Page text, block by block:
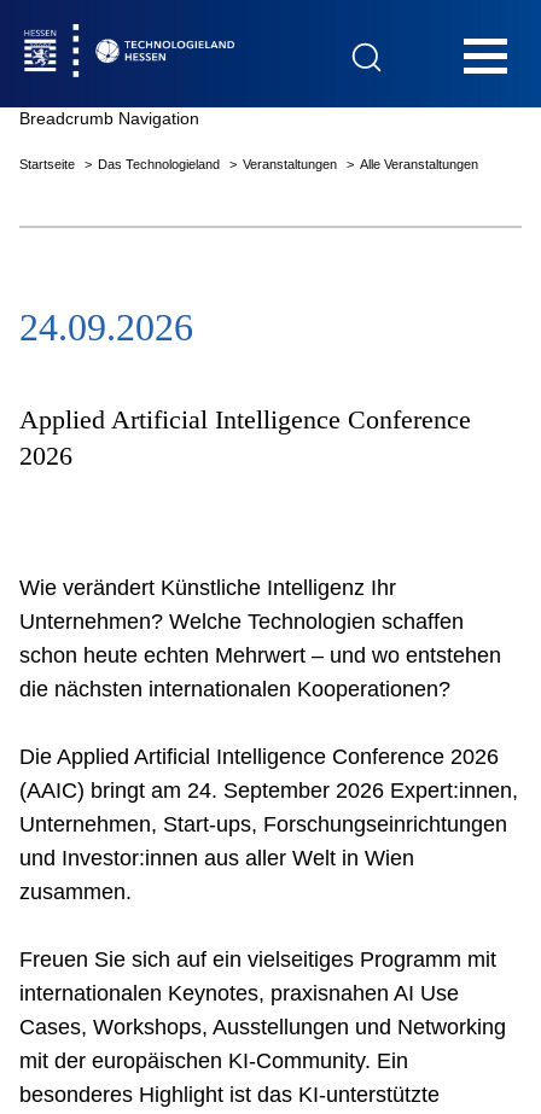
Das Technologieland
Innovationsfelder
Breadcrumb Navigation
Startseite Das Technologieland Veranstaltungen Alle Veranstaltungen
24.09.2026
Applied Artificial Intelligence Conference
2026
Wie verändert Künstliche Intelligenz Ihr
Unternehmen? Welche Technologien schaffen
schon heute echten Mehrwert – und wo entstehen
die nächsten internationalen Kooperationen?
Die Applied Artificial Intelligence Conference 2026
(AAIC) bringt am 24. September 2026 Expert:innen,
Unternehmen, Start-ups, Forschungseinrichtungen
und Investor:innen aus aller Welt in Wien
zusammen.
Freuen Sie sich auf ein vielseitiges Programm mit
internationalen Keynotes, praxisnahen AI Use
Cases, Workshops, Ausstellungen und Networking
mit der europäischen KI-Community. Ein
besonderes Highlight ist das KI-unterstützte